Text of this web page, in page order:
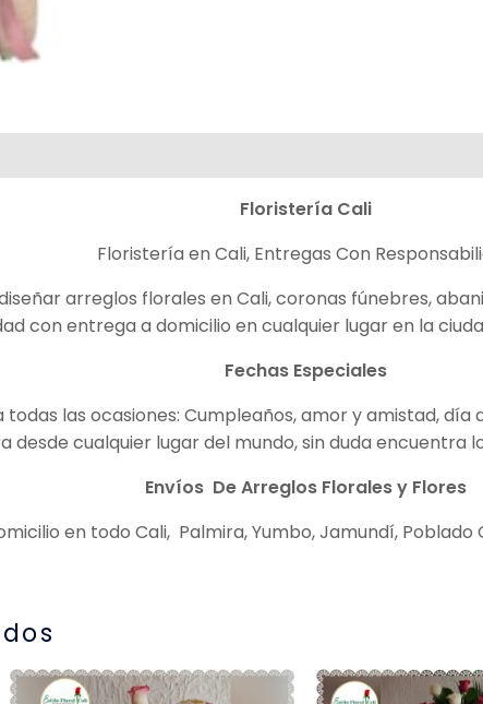
Floristería Cali
Floristería en Cali, Entregas Con
arreglos florales en Cali, coronas fúnebres,
con entrega a domicilio en cualquier lugar en la
Fechas Especiales
las ocasiones: Cumpleaños, amor y amistad,
desde cualquier lugar del mundo, sin duda encuentra
Envíos De Arreglos Florales y Flores
en todo Cali, Palmira, Yumbo, Jamundí,